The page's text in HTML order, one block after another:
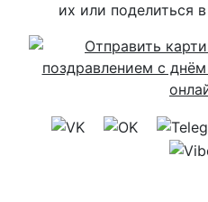
их или поделиться